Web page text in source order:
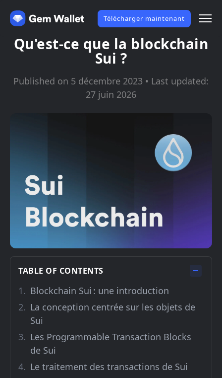
Télécharger maintenant
Qu'est-ce que la blockchain
Sui ?
Published on 5 décembre 2023 • Last updated:
27 juin 2026
TABLE OF CONTENTS
Blockchain Sui : une introduction
La conception centrée sur les objets de
Sui
Les Programmable Transaction Blocks
de Sui
Le traitement des transactions de Sui